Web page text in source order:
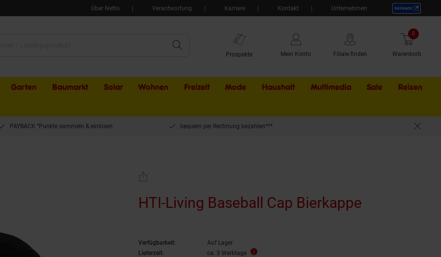
Über Netto Verantwortung Karriere Kontakt Unternehmen
Prospekte Mein Konto Filiale finden Warenkorb
0 Artikel
Garten Baumarkt Solar Wohnen Freizeit Mode Haushalt Multimedia Sale Externer
Reisen
PAYBACK °Punkte sammeln & einlösen bequem per Rechnung bezahlen***
HTI-Living Baseball Cap Bierkappe
Verfügbarkeit:
Auf Lager
Lieferzeit:
ca. 3 Werktage